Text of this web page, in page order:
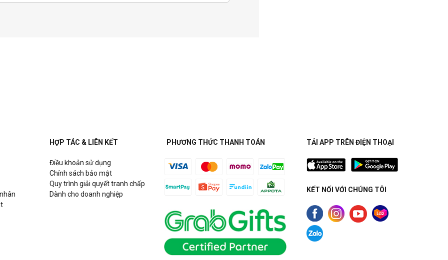
HỢP TÁC & LIÊN KẾT
Điều khoản sử dụng
Chính sách bảo mật
Quy trình giải quyết tranh chấp
Dành cho doanh nghiệp
PHƯƠNG THỨC THANH TOÁN TẢI APP TRÊN ĐIỆN THOẠI
KẾT NỐI VỚI CHÚNG TÔI